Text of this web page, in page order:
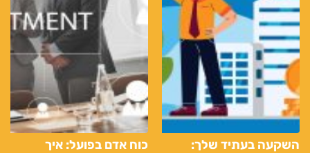
השקעה בעתיד שלך:
כוח אדם בפועל: איך